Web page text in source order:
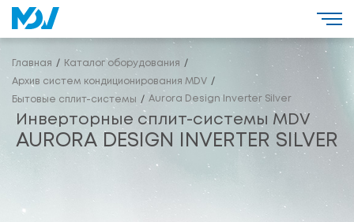
Главная Каталог оборудования
Архив систем кондиционирования MDV
Бытовые сплит-системы Aurora Design Inverter Silver
Инверторные сплит-системы MDV
AURORA DESIGN INVERTER SILVER